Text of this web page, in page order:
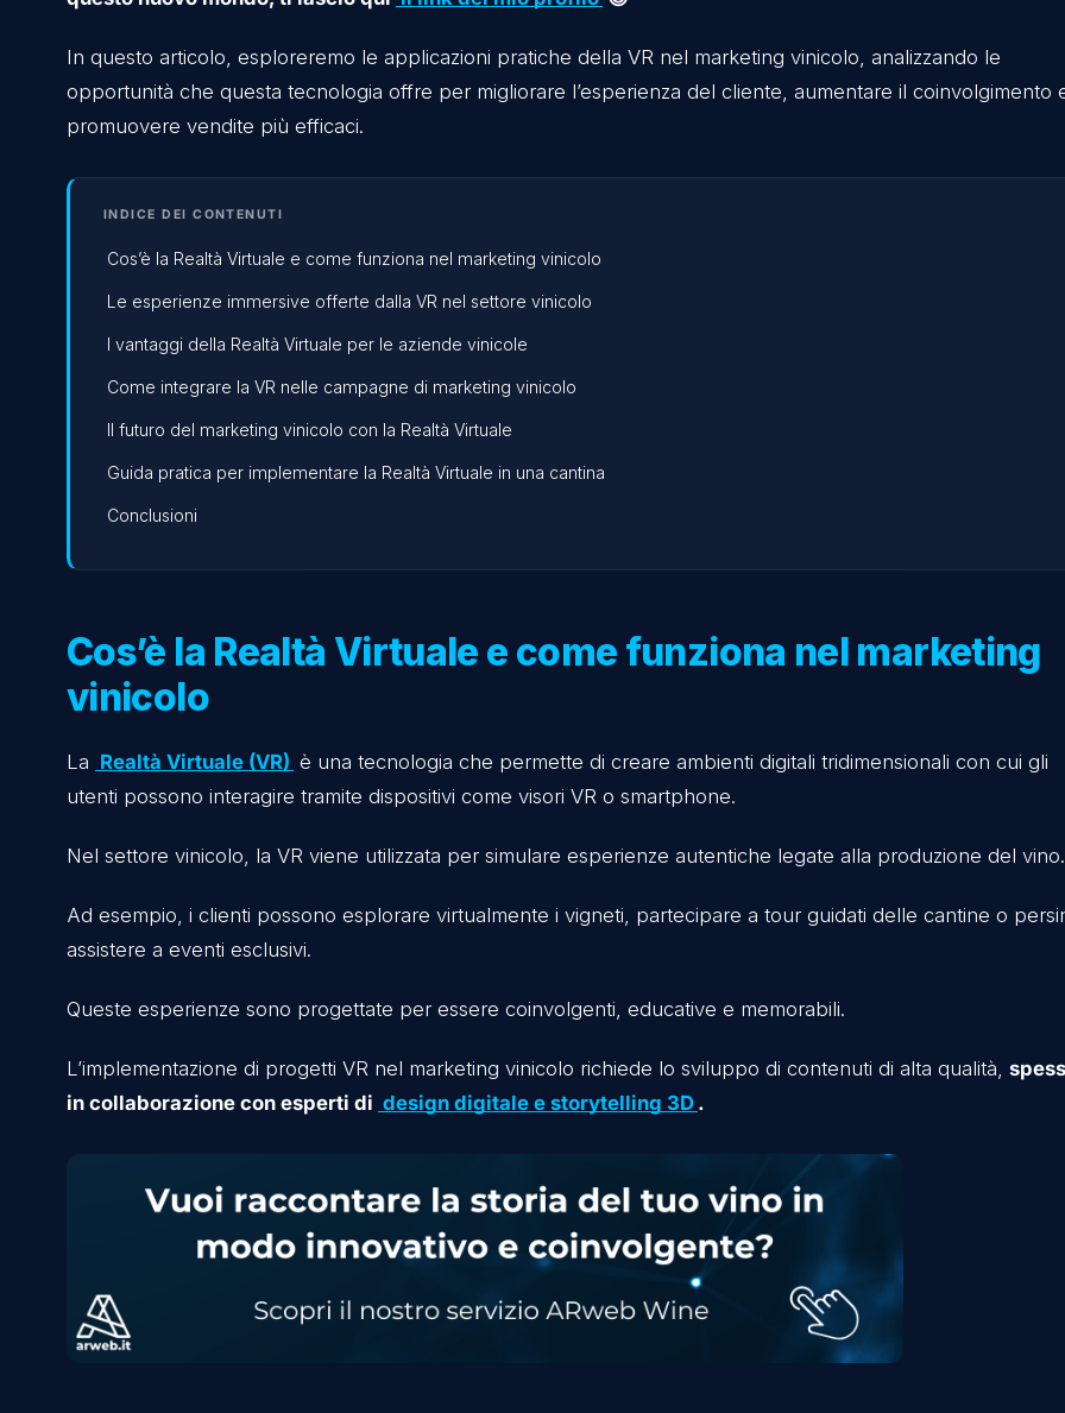
abbiamo realizzato progetti in collaborazione per brand comeATP Finalse BPER Banca
Su Linkedin, da ormai più di due anni condivido ogni Lunedì news, contenuti e curiosità su
questo nuovo mondo, ti lascio qui
In questo articolo, esploreremo le applicazioni pratiche della VR nel marketing vinicolo,
opportunità che questa tecnologia offre per migliorare l’esperienza del cliente, aumentare il
promuovere vendite più efficaci.
Cos’è la Realtà Virtuale e come funziona nel marketing vinicolo
Come integrare la VR nelle campagne di marketing vinicolo
Il futuro del marketing vinicolo con la Realtà Virtuale
Guida pratica per implementare la Realtà Virtuale in una cantina
Conclusioni
Cos’è la Realtà Virtuale e come funziona nel
vinicolo
LaRealtà Virtuale (VR)è una tecnologia che permette di creare ambienti digitali
utenti possono interagire tramite dispositivi come visori VR o smartphone.
Nel settore vinicolo, la VR viene utilizzata per simulare esperienze autentiche legate alla
Ad esempio, i clienti possono esplorare virtualmente i vigneti, partecipare a tour guidati delle
assistere a eventi esclusivi.
Queste esperienze sono progettate per essere coinvolgenti, educative e memorabili.